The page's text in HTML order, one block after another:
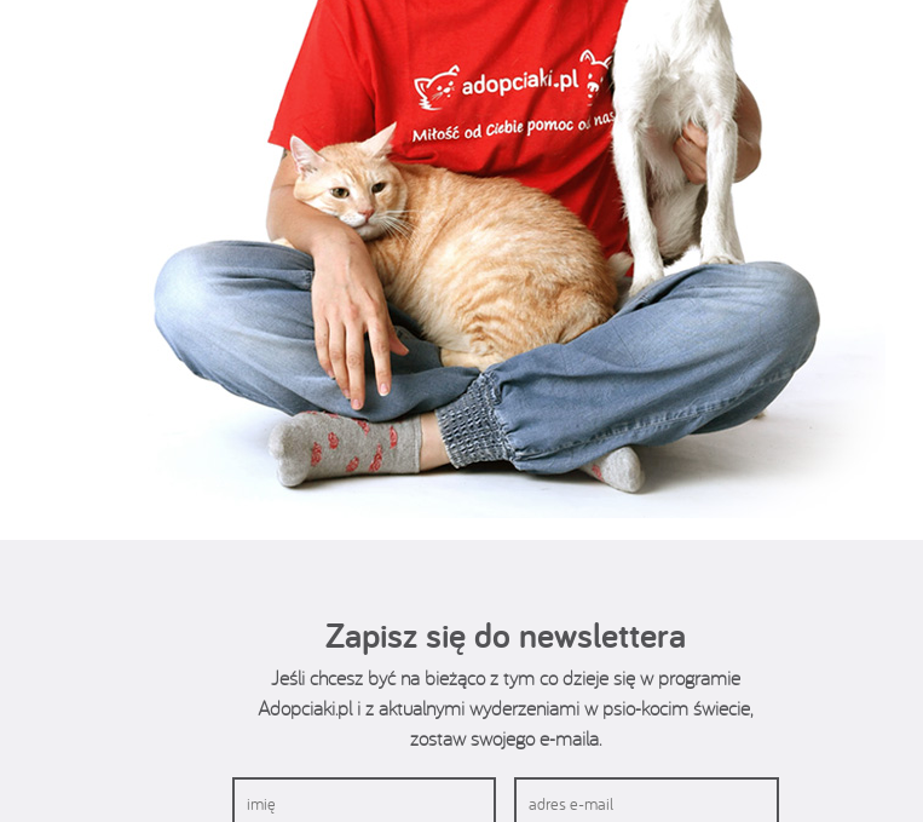
Zapisz się do newslettera
Jeśli chcesz być na bieżąco z tym co dzieje się w programie
Adopciaki.pl i z aktualnymi wyderzeniami w psio-kocim świecie,
zostaw swojego e-maila.